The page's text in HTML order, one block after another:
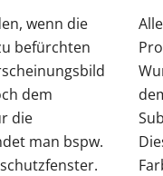
wenn die
befürchten
dem
die
man bspw.